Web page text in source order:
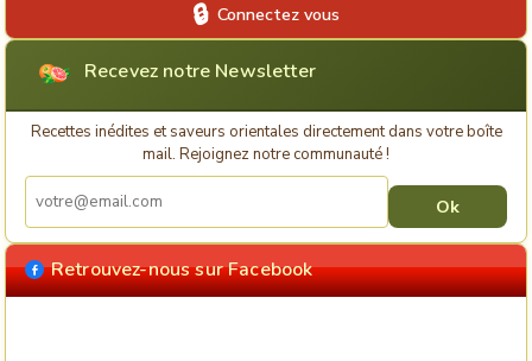
Connectez vous
Recevez notre Newsletter
Recettes inédites et saveurs orientales directement dans votre boîte
mail. Rejoignez notre communauté !
Retrouvez-nous sur Facebook